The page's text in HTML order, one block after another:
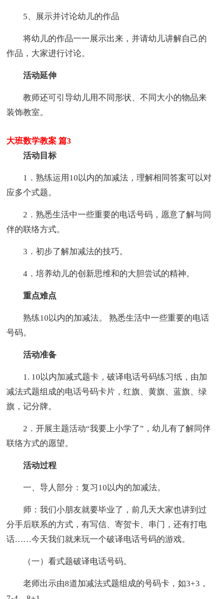
5、展示并讨论幼儿的作品
将幼儿的作品一一展示出来，并请幼儿讲解自己的
作品，大家进行讨论。
活动延伸
教师还可引导幼儿用不同形状、不同大小的物品来
装饰教室。
大班数学教案 篇3
活动目标
1．熟练运用10以内的加减法，理解相同答案可以对
应多个式题。
2．熟悉生活中一些重要的电话号码，愿意了解与同
伴的联络方式。
3．初步了解加减法的技巧。
4．培养幼儿的创新思维和的大胆尝试的精神。
重点难点
熟练10以内的加减法。 熟悉生活中一些重要的电话
号码。
活动准备
1. 10以内加减式题卡，破译电话号码练习纸，由加
减法式题组成的电话号码卡片，红旗、黄旗、蓝旗、绿
旗，记分牌。
2．开展主题活动“我要上小学了”，幼儿有了解同伴
联络方式的愿望。
活动过程
一、导人部分：复习10以内的加减法。
师：我们小朋友就要毕业了，前几天大家也讲到过
分手后联系的方式，有写信、寄贺卡、串门，还有打电
话……今天我们就来玩一个破译电话号码的游戏。
（一）看式题破译电话号码。
老师出示由8道加减法式题组成的号码卡，如3+3，